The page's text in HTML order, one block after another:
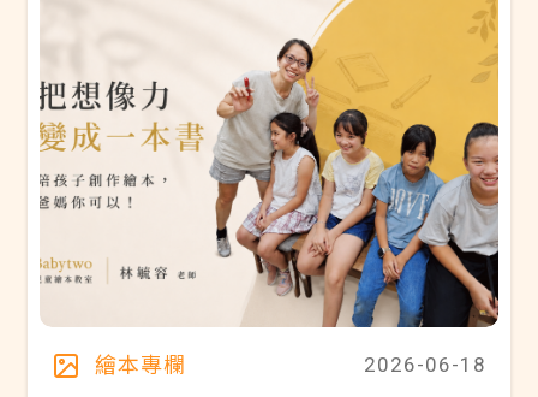
繪本專欄 2026-06-18